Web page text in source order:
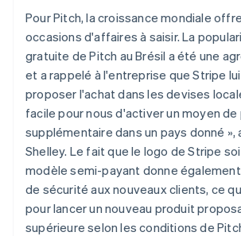
Pour Pitch, la croissance mondiale
occasions d'affaires à saisir. La
gratuite de Pitch au Brésil a été une
et a rappelé à l'entreprise que Stripe
proposer l'achat dans les devises
facile pour nous d'activer un moyen
supplémentaire dans un pays donné »,
Shelley. Le fait que le logo de Stripe
modèle semi-payant donne
de sécurité aux nouveaux clients, ce
pour lancer un nouveau produit
supérieure selon les conditions de